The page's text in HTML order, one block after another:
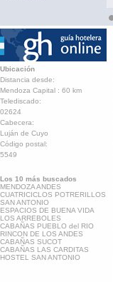
Ubicación
Distancia desde:
Mendoza Capital : 60 km
Telediscado:
02624
Cabecera:
Luján de Cuyo
Código postal:
5549
Los 10 más buscados
MENDOZA ANDES
CUATRICICLOS POTRERILLOS
SAN ANTONIO
ESPACIOS DE BUENA VIDA
LOS ARREBOLES
CABAÑAS PUEBLO del RIO
RINCON DE LOS ANDES
CABAÑAS SUCOT
CABAÑAS LAS CARDITAS
HOSTEL SAN ANTONIO